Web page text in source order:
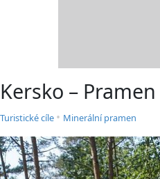
Kersko –
Turistické cíle • Minerální pramen